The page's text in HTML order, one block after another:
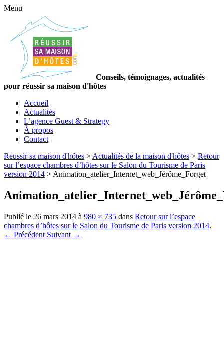
Menu
Conseils, témoignages, actualités
pour réussir sa maison d'hôtes
Accueil
Actualités
L’agence Guest & Strategy
À propos
Contact
Reussir sa maison d'hôtes > Actualités de la maison d'hôtes > Retour
sur l’espace chambres d’hôtes sur le Salon du Tourisme de Paris
version 2014 > Animation_atelier_Internet_web_Jérôme_Forget
Publié le 26 mars 2014 à 980 × 735 dans Retour sur l’espace
chambres d’hôtes sur le Salon du Tourisme de Paris version 2014.
← Précédent Suivant →